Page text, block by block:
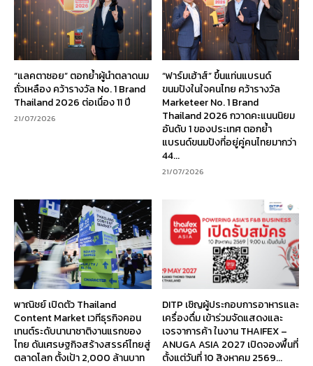
“แลคตาซอย” ตอกย้ำผู้นำตลาดนม
ถั่วเหลือง คว้ารางวัล No. 1 Brand
Thailand 2026 ต่อเนื่อง 11 ปี
21/07/2026
“ฟาร์มเฮ้าส์” ขึ้นแท่นแบรนด์
ขนมปังในใจคนไทย คว้ารางวัล
Marketeer No. 1 Brand
Thailand 2026 กวาดคะแนนนิยม
อันดับ 1 ของประเทศ ตอกย้ำ
แบรนด์ขนมปังที่อยู่คู่คนไทยมากว่า
44...
21/07/2026
พาณิชย์ เปิดตัว Thailand
Content Market เวทีธุรกิจคอน
เทนต์ระดับนานาชาติงานแรกของ
ไทย ดันเศรษฐกิจสร้างสรรค์ไทยสู่
ตลาดโลก ตั้งเป้า 2,000 ล้านบาท
DITP เชิญผู้ประกอบการอาหารและ
เครื่องดื่ม เข้าร่วมจัดแสดงและ
เจรจาการค้า ในงาน THAIFEX –
ANUGA ASIA 2027 เปิดจองพื้นที่
ตั้งแต่วันที่ 10 สิงหาคม 2569...